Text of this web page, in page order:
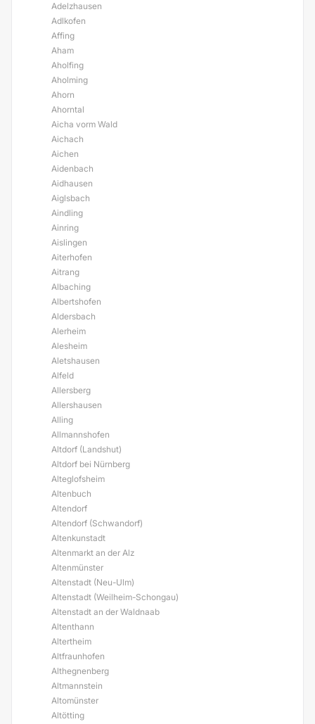
Adelzhausen
Adlkofen
Affing
Aham
Aholfing
Aholming
Ahorn
Ahorntal
Aicha vorm Wald
Aichach
Aichen
Aidenbach
Aidhausen
Aiglsbach
Aindling
Ainring
Aislingen
Aiterhofen
Aitrang
Albaching
Albertshofen
Aldersbach
Alerheim
Alesheim
Aletshausen
Alfeld
Allersberg
Allershausen
Alling
Allmannshofen
Altdorf (Landshut)
Altdorf bei Nürnberg
Alteglofsheim
Altenbuch
Altendorf
Altendorf (Schwandorf)
Altenkunstadt
Altenmarkt an der Alz
Altenmünster
Altenstadt (Neu-Ulm)
Altenstadt (Weilheim-Schongau)
Altenstadt an der Waldnaab
Altenthann
Altertheim
Altfraunhofen
Althegnenberg
Altmannstein
Altomünster
Altötting